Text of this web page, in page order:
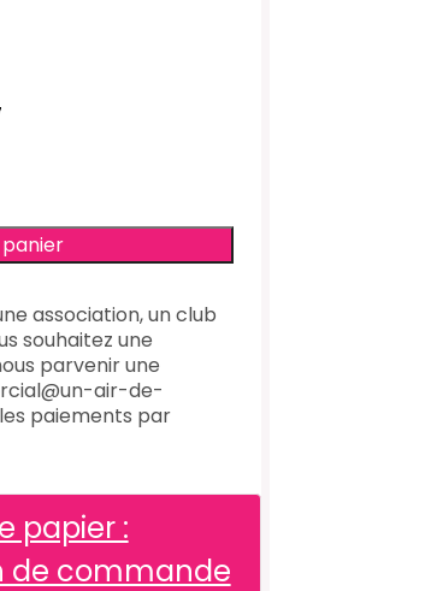
association, un club
souhaitez une
parvenir une
air-de-
paiements par
papier :
de commande